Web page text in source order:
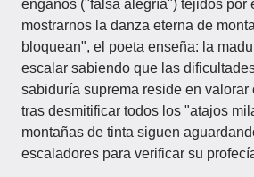
engaños ("falsa alegría") tejidos por
mostrarnos la danza eterna de
bloquean", el poeta enseña: la
escalar sabiendo que las
sabiduría suprema reside en valorar
tras desmitificar todos los "atajos
montañas de tinta siguen
escaladores para verificar su